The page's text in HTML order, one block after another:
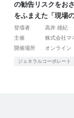
の勧告リスクをお
をふまえた「現場
登壇者
高井 雄紀
主催
株式会社マ
開催場所
オンライン
ジェネラルコーポレート